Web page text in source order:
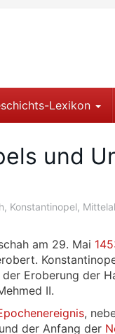
Lexikon
und
, Konstantinopel,
am 29. Mai
Eroberung der
II.
,
und der Anfang der